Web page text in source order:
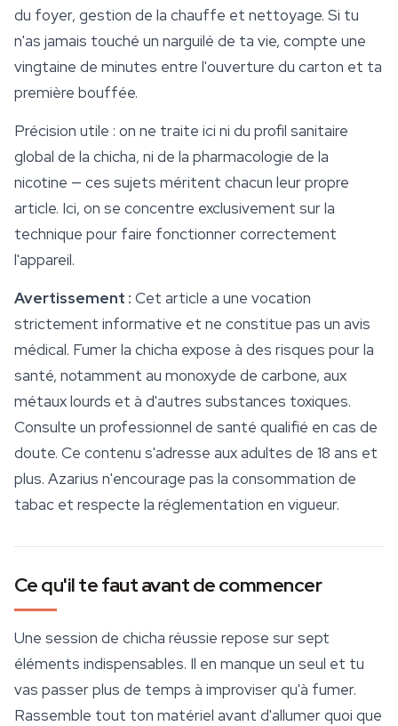
du foyer, gestion de la chauffe et nettoyage. Si tu
n'as jamais touché un narguilé de ta vie, compte une
vingtaine de minutes entre l'ouverture du carton et ta
première bouffée.
Précision utile : on ne traite ici ni du profil sanitaire
global de la chicha, ni de la pharmacologie de la
nicotine — ces sujets méritent chacun leur propre
article. Ici, on se concentre exclusivement sur la
technique pour faire fonctionner correctement
l'appareil.
Avertissement : Cet article a une vocation
strictement informative et ne constitue pas un avis
médical. Fumer la chicha expose à des risques pour la
santé, notamment au monoxyde de carbone, aux
métaux lourds et à d'autres substances toxiques.
Consulte un professionnel de santé qualifié en cas de
doute. Ce contenu s'adresse aux adultes de 18 ans et
plus. Azarius n'encourage pas la consommation de
tabac et respecte la réglementation en vigueur.
Ce qu'il te faut avant de commencer
Une session de chicha réussie repose sur sept
éléments indispensables. Il en manque un seul et tu
vas passer plus de temps à improviser qu'à fumer.
Rassemble tout ton matériel avant d'allumer quoi que